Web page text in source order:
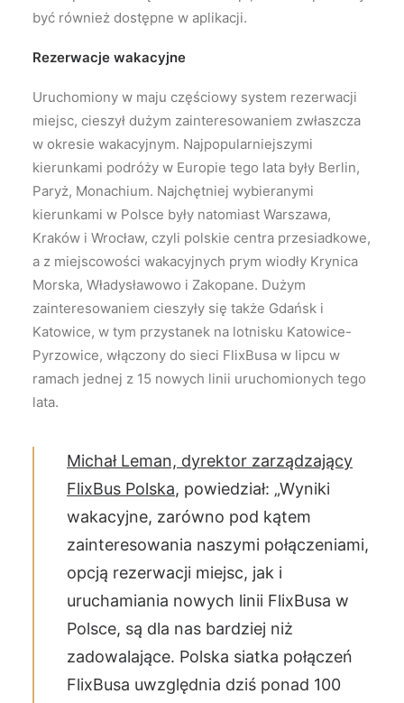
być również dostępne w aplikacji.
Rezerwacje wakacyjne
Uruchomiony w maju częściowy system rezerwacji
miejsc, cieszył dużym zainteresowaniem zwłaszcza
w okresie wakacyjnym. Najpopularniejszymi
kierunkami podróży w Europie tego lata były Berlin,
Paryż, Monachium. Najchętniej wybieranymi
kierunkami w Polsce były natomiast Warszawa,
Kraków i Wrocław, czyli polskie centra przesiadkowe,
a z miejscowości wakacyjnych prym wiodły Krynica
Morska, Władysławowo i Zakopane. Dużym
zainteresowaniem cieszyły się także Gdańsk i
Katowice, w tym przystanek na lotnisku Katowice-
Pyrzowice, włączony do sieci FlixBusa w lipcu w
ramach jednej z 15 nowych linii uruchomionych tego
lata.
Michał Leman, dyrektor zarządzający
FlixBus Polska, powiedział: „Wyniki
wakacyjne, zarówno pod kątem
zainteresowania naszymi połączeniami,
opcją rezerwacji miejsc, jak i
uruchamiania nowych linii FlixBusa w
Polsce, są dla nas bardziej niż
zadowalające. Polska siatka połączeń
FlixBusa uwzględnia dziś ponad 100